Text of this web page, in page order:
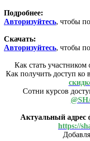
Подробнее:
Авторизуйтесь, чтобы
Скачать:
Авторизуйтесь, чтобы
Как стать участником
Как получить доступ ко
Сотни курсов
Актуальный адрес
https://